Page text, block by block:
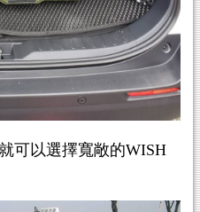
可以選擇寬敞的WISH